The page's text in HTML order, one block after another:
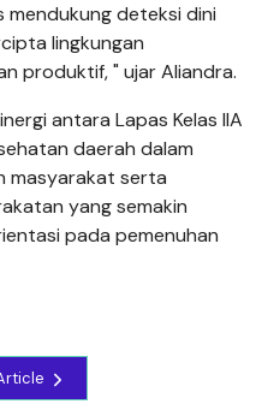
mendukung deteksi dini
lingkungan
produktif, " ujar Aliandra.
antara Lapas Kelas IIA
daerah dalam
masyarakat serta
yang semakin
pada pemenuhan